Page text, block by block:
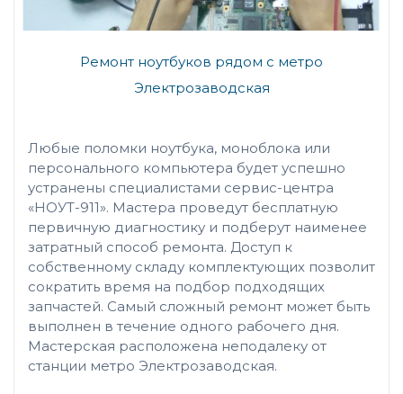
Ремонт ноутбуков рядом с метро
Электрозаводская
Любые поломки ноутбука, моноблока или
персонального компьютера будет успешно
устранены специалистами сервис-центра
«НОУТ-911». Мастера проведут бесплатную
первичную диагностику и подберут наименее
затратный способ ремонта. Доступ к
собственному складу комплектующих позволит
сократить время на подбор подходящих
запчастей. Самый сложный ремонт может быть
выполнен в течение одного рабочего дня.
Мастерская расположена неподалеку от
станции метро Электрозаводская.